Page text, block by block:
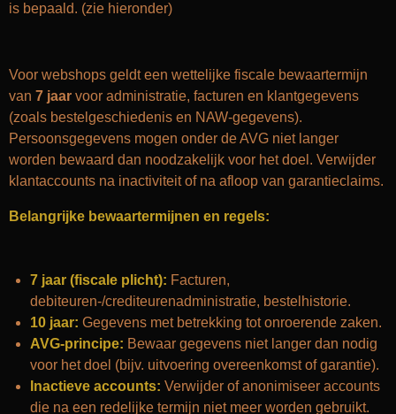
is bepaald. (zie hieronder)
Voor webshops geldt een wettelijke fiscale bewaartermijn
van 7 jaar voor administratie, facturen en klantgegevens
(zoals bestelgeschiedenis en NAW-gegevens).
Persoonsgegevens mogen onder de AVG niet langer
worden bewaard dan noodzakelijk voor het doel. Verwijder
klantaccounts na inactiviteit of na afloop van garantieclaims.
Belangrijke bewaartermijnen en regels:
7 jaar (fiscale plicht): Facturen,
debiteuren-/crediteurenadministratie, bestelhistorie.
10 jaar: Gegevens met betrekking tot onroerende zaken.
AVG-principe: Bewaar gegevens niet langer dan nodig
voor het doel (bijv. uitvoering overeenkomst of garantie).
Inactieve accounts: Verwijder of anonimiseer accounts
die na een redelijke termijn niet meer worden gebruikt.